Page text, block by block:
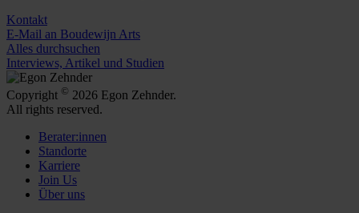
Kontakt
E-Mail an Boudewijn Arts
Alles durchsuchen
Interviews, Artikel und Studien
Copyright © 2026 Egon Zehnder.
All rights reserved.
Berater:innen
Standorte
Karriere
Join Us
Über uns